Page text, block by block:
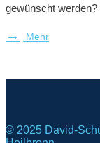
gewünscht werden?
Mehr
© 2025 David-